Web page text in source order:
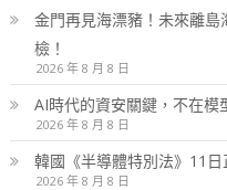
金門再見海漂豬！未來離
檢！
2026 年 8 月 8 日
AI時代的資安關鍵，不在模
2026 年 8 月 8 日
韓國《半導體特別法》11
2026 年 8 月 8 日